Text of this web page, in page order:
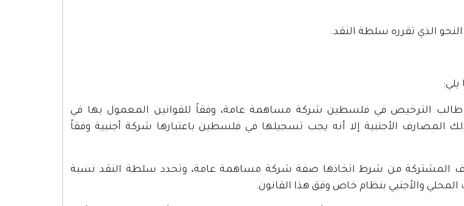
الذي تقرره سلطة النقد.
الترخيص في فلسطين شركة مساهمة عامة، وفقاً للقوانين المعمول بها في
المصارف الأجنبية إلا أنه يجب تسجيلها في فلسطين باعتبارها شركة أجنبية وفقاً
المشتركة من شرط اتخاذها صفة شركة مساهمة عامة، وتحدد سلطة النقد نسبة
والأجنبي بنظام خاص وفق هذا القانون.